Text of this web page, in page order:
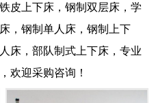
皮上下床，钢制双层床，学
，钢制单人床，钢制上下
床，部队制式上下床，专业
欢迎采购咨询！